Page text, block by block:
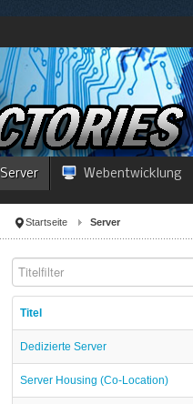
Server Webentwicklung
Startseite Server
Titelfilter
Titel
Dedizierte Server
Server Housing (Co-Location)